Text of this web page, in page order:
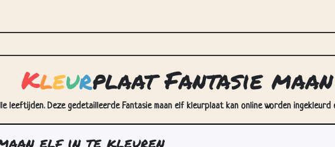
Kleurplaat Fantasie
leeftijden. Deze gedetailleerde Fantasie maan elf kleurplaat kan online worden
elf in te kleuren